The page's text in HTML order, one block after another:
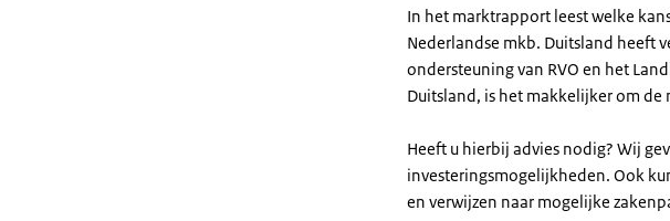
In het marktrapport leest welke
Nederlandse mkb. Duitsland heeft
ondersteuning van RVO en het
Duitsland, is het makkelijker om de
Heeft u hierbij advies nodig? Wij
investeringsmogelijkheden. Ook
en verwijzen naar mogelijke